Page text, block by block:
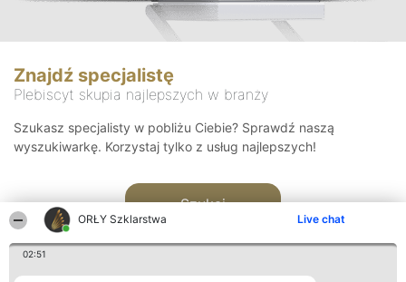
ORŁY Szklarstwa Live chat
02:51
Znajdź specjalistę
Plebiscyt skupia najlepszych w branży
Szukasz specjalisty w pobliżu Ciebie? Sprawdź naszą
wyszukiwarkę. Korzystaj tylko z usług najlepszych!
Szukaj